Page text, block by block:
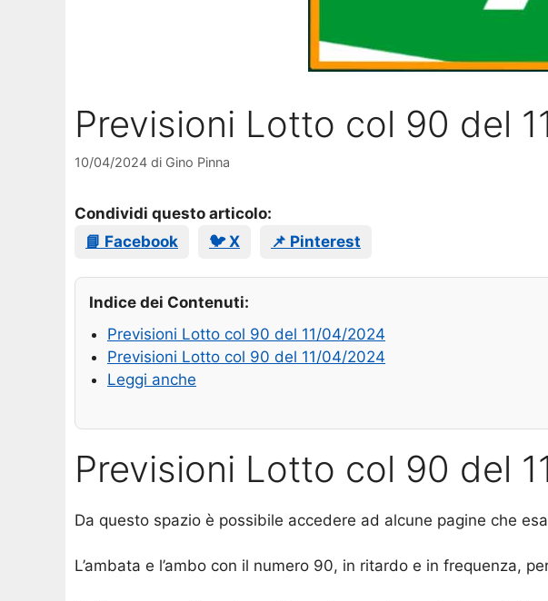
Previsioni Lotto col 90 del
10/04/2024 di Gino Pinna
Condividi questo articolo:
📘 Facebook
🐦 X 📌 Pinterest
Indice dei Contenuti:
Previsioni Lotto col 90 del 11/04/2024
Previsioni Lotto col 90 del 11/04/2024
Leggi anche
Previsioni Lotto col 90 del
Da questo spazio è possibile accedere ad alcune pagine che
L’ambata e l’ambo con il numero 90, in ritardo e in frequenza,